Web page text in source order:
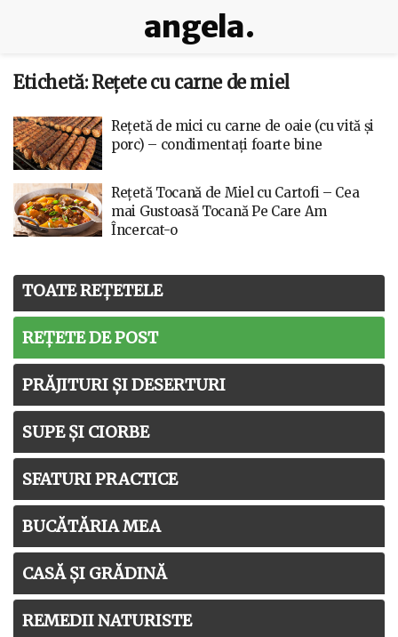
angela.
Etichetă: Rețete cu carne de miel
Rețetă de mici cu carne de oaie (cu vită și
porc) – condimentați foarte bine
Rețetă Tocană de Miel cu Cartofi – Cea
mai Gustoasă Tocană Pe Care Am
Încercat-o
TOATE REȚETELE
REȚETE DE POST
PRĂJITURI ȘI DESERTURI
SUPE ȘI CIORBE
SFATURI PRACTICE
BUCĂTĂRIA MEA
CASĂ ȘI GRĂDINĂ
REMEDII NATURISTE